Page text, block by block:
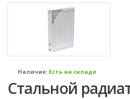
Наличие: Есть на складе
Стальной